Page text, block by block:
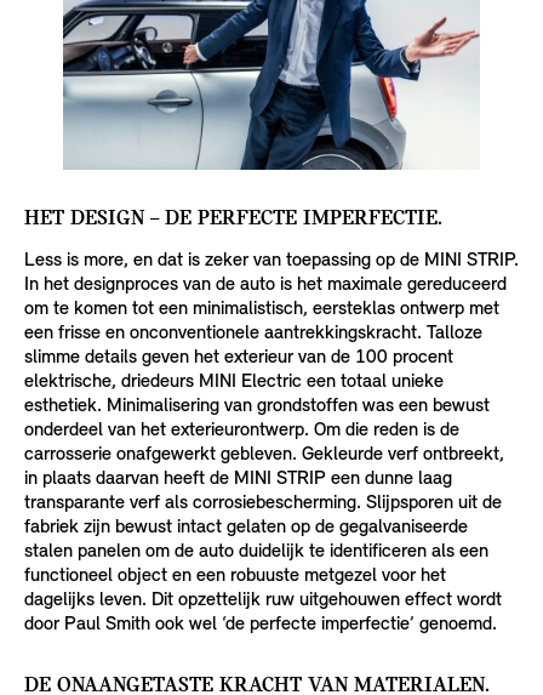
HET DESIGN – DE PERFECTE IMPERFECTIE.
Less is more, en dat is zeker van toepassing op de MINI STRIP.
In het designproces van de auto is het maximale gereduceerd
om te komen tot een minimalistisch, eersteklas ontwerp met
een frisse en onconventionele aantrekkingskracht. Talloze
slimme details geven het exterieur van de 100 procent
elektrische, driedeurs MINI Electric een totaal unieke
esthetiek. Minimalisering van grondstoffen was een bewust
onderdeel van het exterieurontwerp. Om die reden is de
carrosserie onafgewerkt gebleven. Gekleurde verf ontbreekt,
in plaats daarvan heeft de MINI STRIP een dunne laag
transparante verf als corrosiebescherming. Slijpsporen uit de
fabriek zijn bewust intact gelaten op de gegalvaniseerde
stalen panelen om de auto duidelijk te identificeren als een
functioneel object en een robuuste metgezel voor het
dagelijks leven. Dit opzettelijk ruw uitgehouwen effect wordt
door Paul Smith ook wel ‘de perfecte imperfectie’ genoemd.
DE ONAANGETASTE KRACHT VAN MATERIALEN.